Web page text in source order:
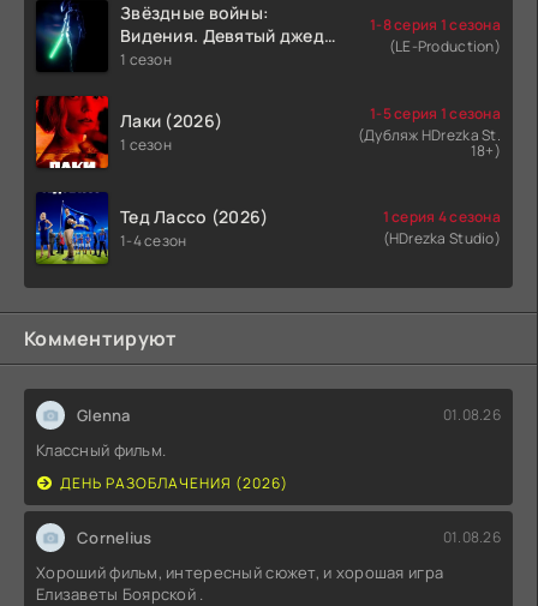
Звёздные войны:
Видения. Девятый джедай
(2026)
1 сезон
1-8 серия 1 сезона
(LE-Production)
Лаки (2026)
1 сезон
1-5 серия 1 сезона
(Дубляж HDrezka St.
18+)
Тед Лассо (2026)
1-4 сезон
1 серия 4 сезона
(HDrezka Studio)
Комментируют
Glenna 01.08.26
Классный фильм.
ДЕНЬ РАЗОБЛАЧЕНИЯ (2026)
Cornelius 01.08.26
Хороший фильм, интересный сюжет, и хорошая игра
Елизаветы Боярской .